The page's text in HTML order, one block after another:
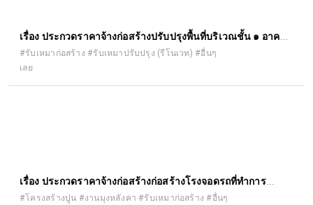
เรื่อง ประกวดราคาจ้างก่อสร้างปรับปรุงพื้นที่บริเวณชั้น ๑ อาคาร
สำนักวิทยบริการและเทคโนโลยีสารสนเทศให้เป็น Co-working
and learning space ตำบลเมือง อำเภอเมืองเลย จังหวัดเลย
#รับเหมาก่อสร้าง #รับเหมาปรับปรุง (รีโนเวท) #อื่นๆ
เลย
เรื่อง ประกวดราคาจ้างก่อสร้างก่อสร้างโรงจอดรถที่ทำการ
องค์การบริหารส่วนตำบลแพงใหญ่
#โครงสร้างปูน #งานมุงหลังคา #รับเหมาก่อสร้าง #อื่นๆ